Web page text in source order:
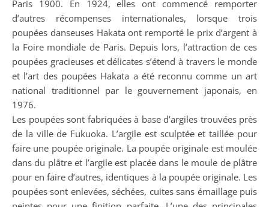
Paris 1900. En 1924, elles ont commencé remporter
d’autres récompenses internationales, lorsque trois
poupées danseuses Hakata ont remporté le prix d’argent à
la Foire mondiale de Paris. Depuis lors, l’attraction de ces
poupées gracieuses et délicates s’étend à travers le monde
et l’art des poupées Hakata a été reconnu comme un art
national traditionnel par le gouvernement japonais, en
1976.
Les poupées sont fabriquées à base d’argiles trouvées près
de la ville de Fukuoka. L’argile est sculptée et taillée pour
faire une poupée originale. La poupée originale est moulée
dans du plâtre et l’argile est placée dans le moule de plâtre
pour en faire d’autres, identiques à la poupée originale. Les
poupées sont enlevées, séchées, cuites sans émaillage puis